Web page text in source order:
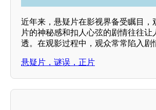
近年来，悬疑片在影视界备受瞩目
片的神秘感和扣人心弦的剧情往往
透。在观影过程中，观众常常陷入剧
悬疑片，谜误，正片